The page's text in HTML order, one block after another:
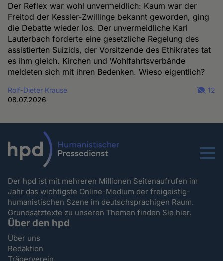
Der Reflex war wohl unvermeidlich: Kaum war der
Freitod der Kessler-Zwillinge bekannt geworden, ging
die Debatte wieder los. Der unvermeidliche Karl
Lauterbach forderte eine gesetzliche Regelung des
assistierten Suizids, der Vorsitzende des Ethikrates tat
es ihm gleich. Kirchen und Wohlfahrtsverbände
meldeten sich mit ihren Bedenken. Wieso eigentlich?
Rolf-Dieter Krause
08.07.2026
12
Menu
Der hpd ist mit mehreren Millionen Seitenaufrufen im
Jahr das wichtigste Online-Medium der freigeistig-
humanistischen Szene im deutschsprachigen Raum.
Grundsatztexte zu unseren Themenfinden Sie hier.
Über den hpd
Über uns
Redaktion
Trägerverein